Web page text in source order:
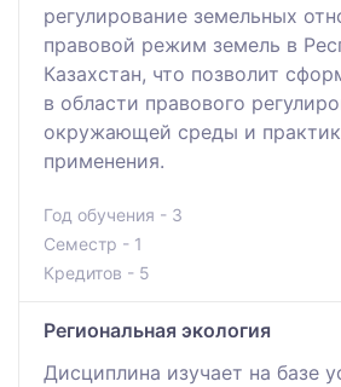
регулирование земельных
правовой режим земель в
Казахстан, что позволит
в области правового
окружающей среды и
применения.
Год обучения - 3
Семестр - 1
Кредитов - 5
Региональная экология
Дисциплина изучает на базе